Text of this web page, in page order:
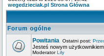
wegedzieciak.pl Strona Główna
Forum ogólne
Powitania Ostatni post:
Jesteś nowym
ModeratorLily